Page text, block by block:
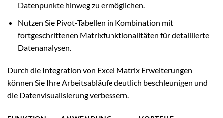
Datenpunkte hinweg zu ermöglichen.
Nutzen Sie Pivot-Tabellen in Kombination mit
fortgeschrittenen Matrixfunktionalitäten für detaillierte
Datenanalysen.
Durch die Integration von Excel Matrix Erweiterungen
können Sie Ihre Arbeitsabläufe deutlich beschleunigen und
die Datenvisualisierung verbessern.